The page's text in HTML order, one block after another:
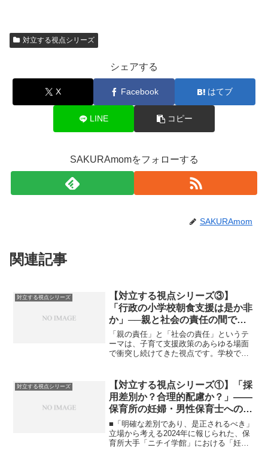
対立する視点シリーズ
シェアする
X Facebook はてブ
LINE コピー
SAKURAmomをフォローする
SAKURAmom
関連記事
対立する視点シリーズ
【対立する視点シリーズ③】
「行政の小学校朝食支援は是か非
か」──親と社会の責任の間で、
子どもを中心に据える支援を考え
る
「親の責任」と「社会の責任」というテ
ーマは、子育て支援政策のあらゆる場面
で衝突し続けてきた視点です。学校での
が担うべき役割はもちろん重要です。愛
情、栄養、生活習慣、道徳...
対立する視点シリーズ
【対立する視点シリーズ①】「採
用差別か？合理的配慮か？」――
保育所の妊婦・男性保育士への不
採用問題
■「明確な差別であり、是正されるべき」
立場から考える2024年に報じられた、保
育所大手「ニチイ学館」における「妊娠